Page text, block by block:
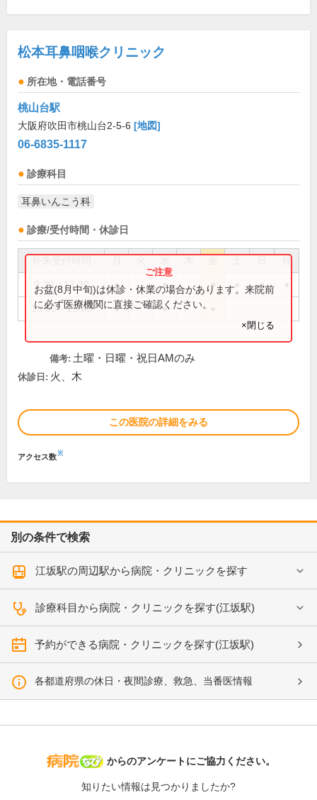
松本耳鼻咽喉クリニック
所在地・電話番号
桃山台駅
大阪府吹田市桃山台2-5-6 [地図]
06-6835-1117
診療科目
耳鼻いんこう科
診療/受付時間・休診日
祝
9:30～12:30 ● ● ● ●
16:00～19:00 ● ●
お盆(8月中旬)は休診・休業の場合があります。来院前
に必ず医療機関に直接ご確認ください。
×閉じる
備考: 土曜・日曜・祝日AMのみ
休診日: 火、木
この医院の詳細をみる
アクセス数※
別の条件で検索
江坂駅の周辺駅から病院・クリニックを探す
診療科目から病院・クリニックを探す(江坂駅)
予約ができる病院・クリニックを探す(江坂駅)
各都道府県の休日・夜間診療、救急、当番医情報
病院なび
からのアンケートにご協力ください。
知りたい情報は見つかりましたか?